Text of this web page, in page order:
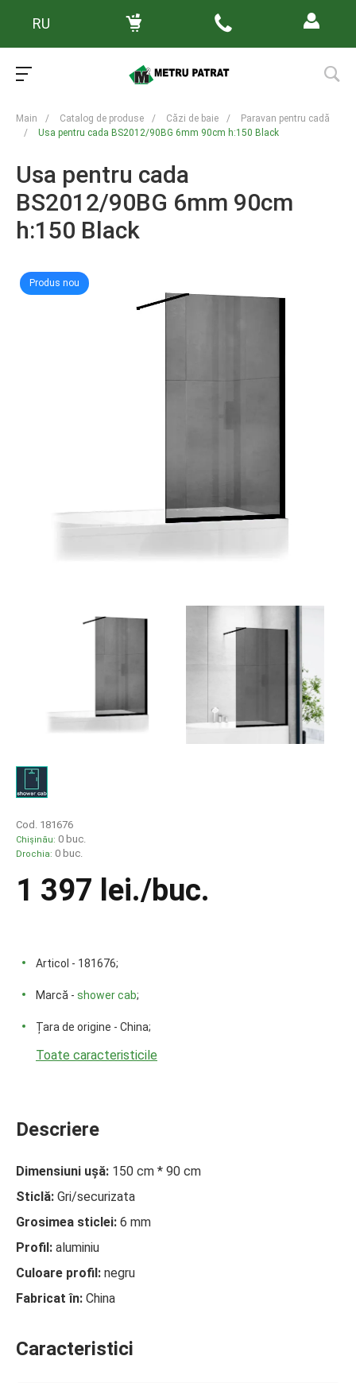
RU
Main / Catalog de produse / Căzi de baie /
Paravan pentru cadă
/
Usa pentru cada BS2012/90BG 6mm 90cm h:150 Black
Usa pentru cada
BS2012/90BG 6mm 90cm
h:150 Black
Produs nou
Cod. 181676
Chișinău: 0 buc.
Drochia: 0 buc.
1 397 lei./buc.
Articol - 181676;
Marcă - shower cab;
Țara de origine - China;
Toate caracteristicile
Descriere
Dimensiuni ușă: 150 cm * 90 cm
Sticlă: Gri/securizata
Grosimea sticlei: 6 mm
Profil: aluminiu
Culoare profil: negru
Fabricat în: China
Caracteristici